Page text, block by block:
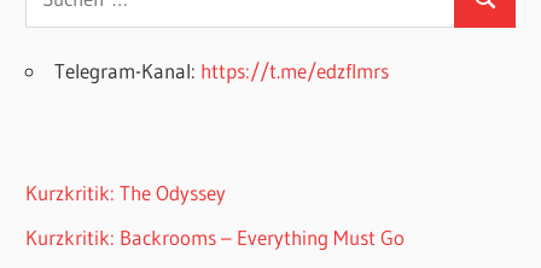
nach:
Suchen
Telegram-Kanal: https://t.me/edzflmrs
Kurzkritik: The Odyssey
Kurzkritik: Backrooms – Everything Must Go